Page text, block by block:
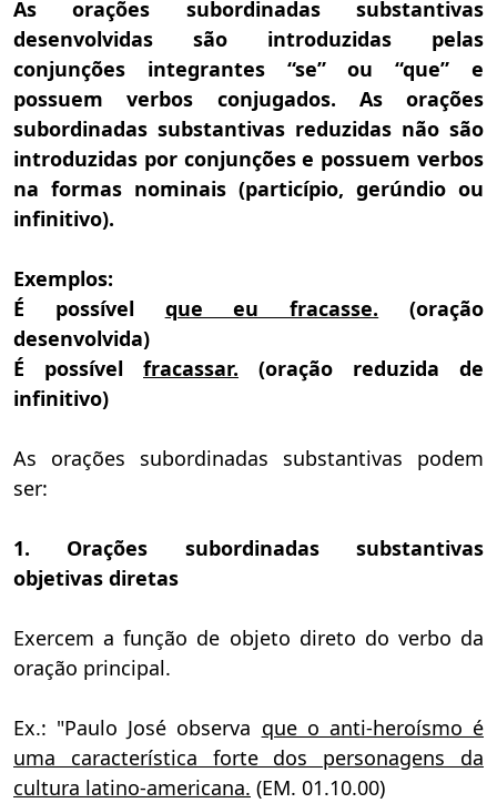
As orações subordinadas substantivas
desenvolvidas são introduzidas pelas
conjunções integrantes “se” ou “que” e
possuem verbos conjugados. As orações
subordinadas substantivas reduzidas não são
introduzidas por conjunções e possuem verbos
na formas nominais (particípio, gerúndio ou
infinitivo).
Exemplos:
É possível que eu fracasse. (oração
desenvolvida)
É possível fracassar. (oração reduzida de
infinitivo)
As orações subordinadas substantivas podem
ser:
1. Orações subordinadas substantivas
objetivas diretas
Exercem a função de objeto direto do verbo da
oração principal.
Ex.: "Paulo José observa que o anti-heroísmo é
uma característica forte dos personagens da
cultura latino-americana. (EM. 01.10.00)